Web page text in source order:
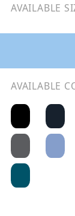
AVAILABLE
AVAILABLE